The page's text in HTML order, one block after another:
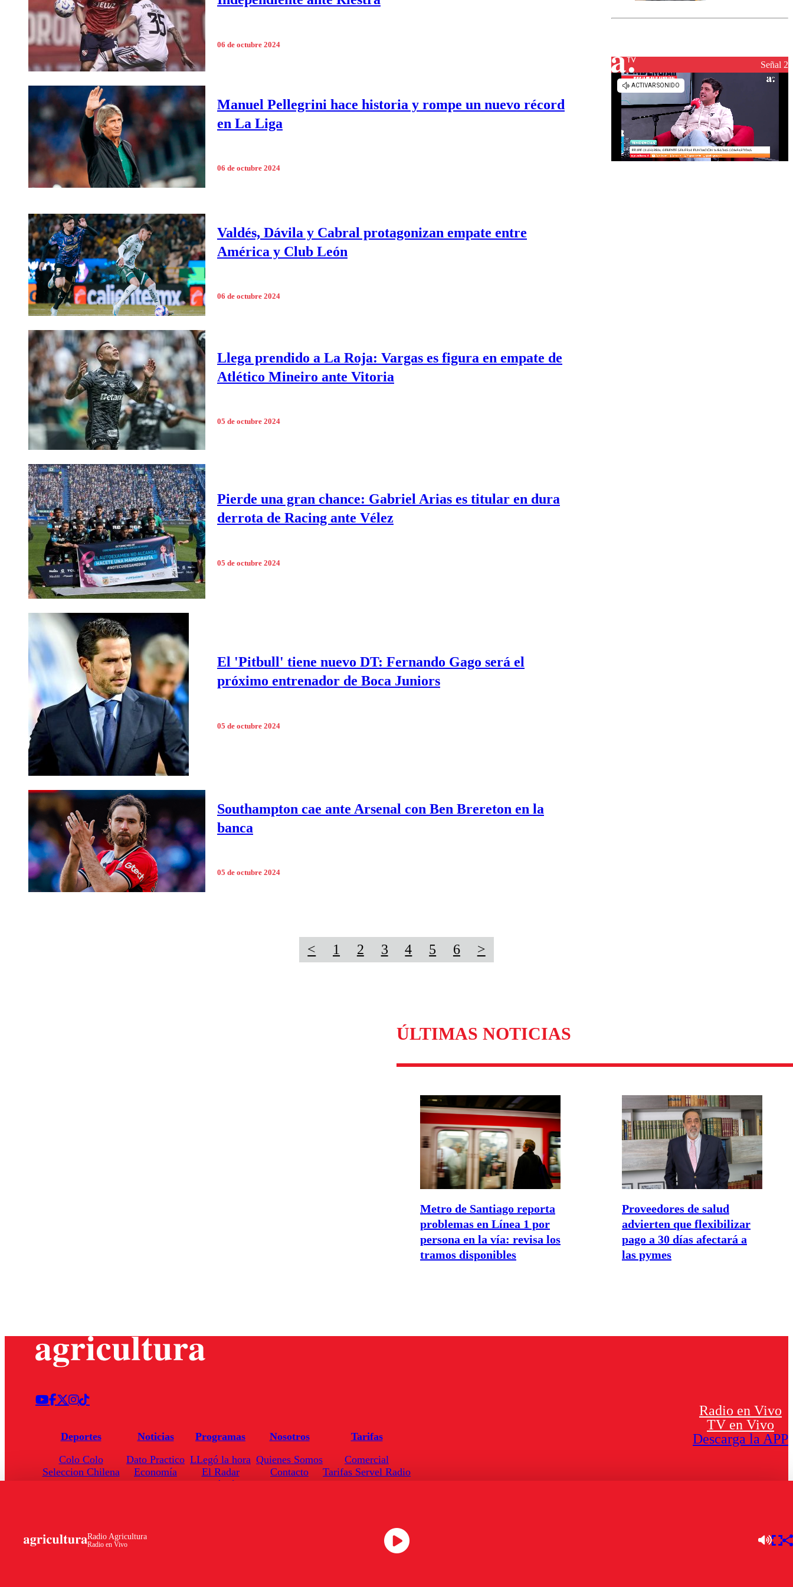
06 de octubre 2024
Manuel Pellegrini hace historia y rompe un nuevo récord
en La Liga
06 de octubre 2024
Valdés, Dávila y Cabral protagonizan empate entre
América y Club León
06 de octubre 2024
Llega prendido a La Roja: Vargas es figura en empate de
Atlético Mineiro ante Vitoria
05 de octubre 2024
Pierde una gran chance: Gabriel Arias es titular en dura
derrota de Racing ante Vélez
05 de octubre 2024
El 'Pitbull' tiene nuevo DT: Fernando Gago será el
próximo entrenador de Boca Juniors
05 de octubre 2024
Southampton cae ante Arsenal con Ben Brereton en la
banca
05 de octubre 2024
el fin de la
reconstrucciónSeñal 2
< 1 2 3 4 5 6 >
ÚLTIMAS NOTICIAS
Metro de Santiago reporta
problemas en Línea 1 por
persona en la vía: revisa los
tramos disponibles
Proveedores de salud
advierten que flexibilizar
pago a 30 días afectará a
las pymes
Radio Agricultura
Radio en Vivo
Deportes
Colo Colo
Seleccion Chilena
Noticias
Dato Practico
Economía
Programas
LLegó la hora
El Radar
Enfoqué Público
Nosotros
Quienes Somos
Contacto
Tarifas
Comercial
Tarifas Servel Radio
Radio en Vivo
TV en Vivo
Descarga la APP